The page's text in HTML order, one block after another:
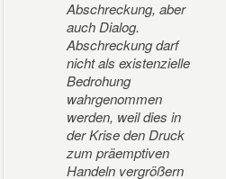
Abschreckung, aber
auch Dialog.
Abschreckung darf
nicht als existenzielle
Bedrohung
wahrgenommen
werden, weil dies in
der Krise den Druck
zum präemptiven
Handeln vergrößern